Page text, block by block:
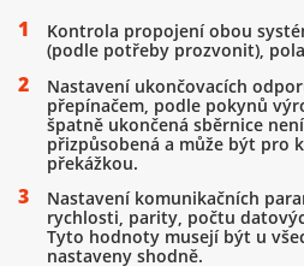
Kontrola propojení obou
(podle potřeby prozvonit),
Nastavení ukončovacích
přepínačem, podle pokynů
špatně ukončená sběrnice
přizpůsobená a může být pro
překážkou.
Nastavení komunikačních
rychlosti, parity, počtu
Tyto hodnoty musejí být u
nastaveny shodně.